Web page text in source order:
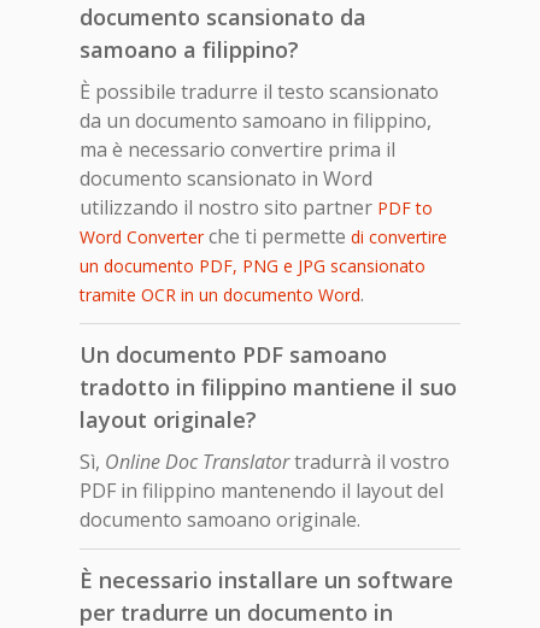
documento scansionato da
samoano a filippino?
È possibile tradurre il testo scansionato
da un documento samoano in filippino,
ma è necessario convertire prima il
documento scansionato in Word
utilizzando il nostro sito partner PDF to
Word Converterche ti permette di convertire
un documento PDF, PNG e JPG scansionato
tramite OCR in un documento Word.
Un documento PDF samoano
tradotto in filippino mantiene il suo
layout originale?
Sì, Online Doc Translatortradurrà il vostro
PDF in filippino mantenendo il layout del
documento samoano originale.
È necessario installare un software
per tradurre un documento in